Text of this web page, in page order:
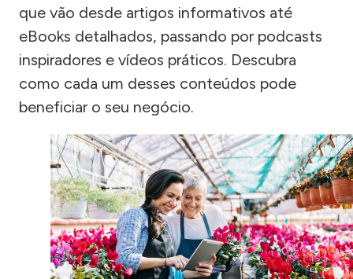
que vão desde artigos informativos até
eBooks detalhados, passando por podcasts
inspiradores e vídeos práticos. Descubra
como cada um desses conteúdos pode
beneficiar o seu negócio.